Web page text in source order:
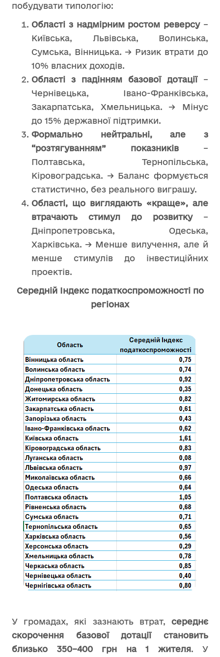
побудувати типологію:
Області з надмірним ростом реверсу–
Київська, Львівська, Волинська,
Сумська, Вінницька. → Ризик втрати до
10% власних доходів.
Області з падінням базової дотації–
Чернівецька, Івано-Франківська,
Закарпатська, Хмельницька. → Мінус
до 15% державної підтримки.
Формально нейтральні, але з
“розтягуванням” показників–
Полтавська, Тернопільська,
Кіровоградська. → Баланс формується
статистично, без реального виграшу.
Області, що виглядають «краще», але
втрачають стимул до розвитку–
Дніпропетровська, Одеська,
Харківська. → Менше вилучення, але й
менше стимулів до інвестиційних
проектів.
Середній Індекс податкоспроможності по
регіонах
У громадах, які зазнають втрат, середнє
скорочення базової дотації становить
близько 350–400 грн на 1 жителя. У